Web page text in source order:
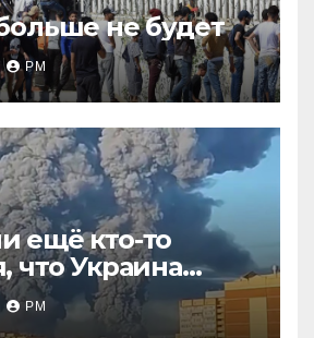
не будет
РМ
ещё кто-то
что Украина
РМ